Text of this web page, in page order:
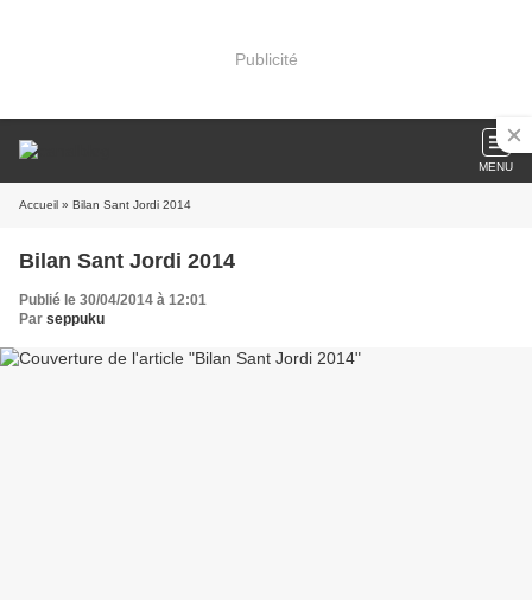
Publicité
MENU
Accueil » Bilan Sant Jordi 2014
Bilan Sant Jordi 2014
Publié le 30/04/2014 à 12:01
Par seppuku